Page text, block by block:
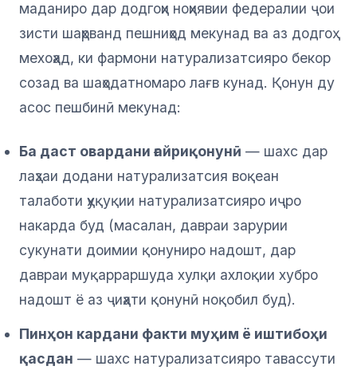
маданиро дар додгоҳи ноҳиявии федералии ҷои
зисти шаҳрванд пешниҳод мекунад ва аз додгоҳ
мехоҳад, ки фармони натурализатсияро бекор
созад ва шаҳодатномаро лағв кунад. Қонун ду
асос пешбинӣ мекунад:
Ба даст овардани ғайриқонунӣ — шахс дар
лаҳзаи додани натурализатсия воқеан
талаботи ҳуқуқии натурализатсияро иҷро
накарда буд (масалан, давраи зарурии
сукунати доимии қонуниро надошт, дар
давраи муқарраршуда хулқи ахлоқии хубро
надошт ё аз ҷиҳати қонунӣ ноқобил буд).
Пинҳон кардани факти муҳим ё иштибоҳи
қасдан — шахс натурализатсияро тавассути